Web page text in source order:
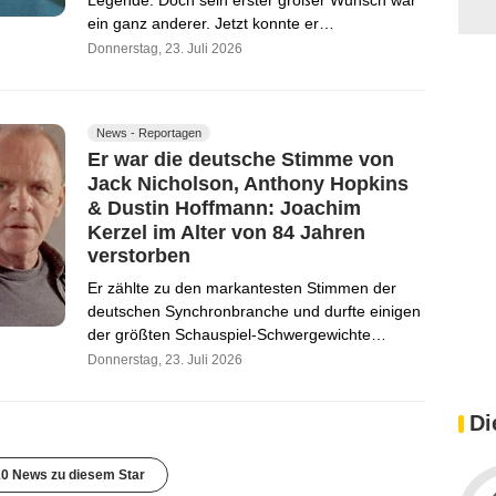
ein ganz anderer. Jetzt konnte er…
Donnerstag, 23. Juli 2026
News - Reportagen
Er war die deutsche Stimme von
Jack Nicholson, Anthony Hopkins
& Dustin Hoffmann: Joachim
Kerzel im Alter von 84 Jahren
verstorben
Er zählte zu den markantesten Stimmen der
deutschen Synchronbranche und durfte einigen
der größten Schauspiel-Schwergewichte…
Donnerstag, 23. Juli 2026
News zu diesem Star